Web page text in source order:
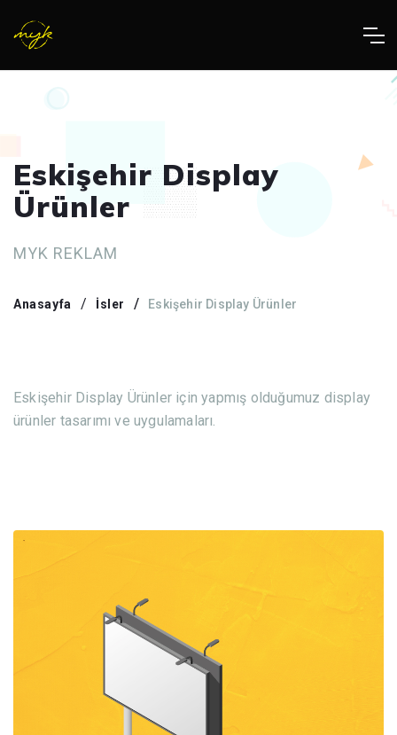
Eskişehir Display
Ürünler
MYK REKLAM
Anasayfa İsler Eskişehir Display Ürünler
Eskişehir Display Ürünler için yapmış olduğumuz display
ürünler tasarımı ve uygulamaları.